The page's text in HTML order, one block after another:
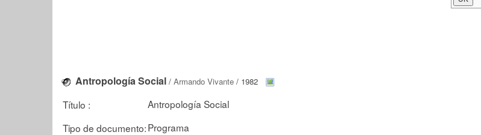
Antropología Social / Armando Vivante / 1982
Título :
Antropología Social
Tipo de documento:Programa